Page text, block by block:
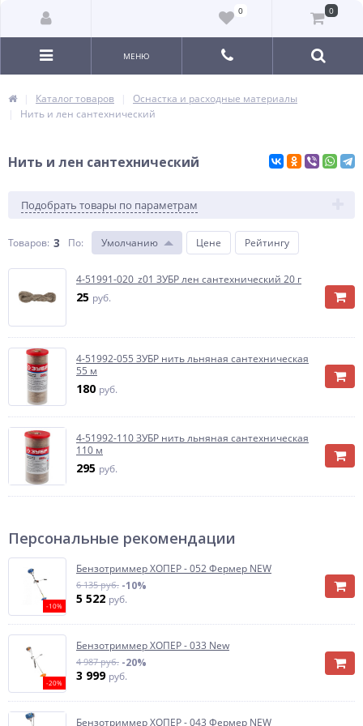
0 0
МЕНЮ
Каталог товаров
Оснастка и расходные материалы
Нить и лен сантехнический
Нить и лен сантехнический
Подобрать товары по параметрам
Товаров: 3 По: Умолчанию Цене Рейтингу
4-51991-020_z01 ЗУБР лен сантехнический 20 г
25 руб.
4-51992-055 ЗУБР нить льняная сантехническая
55 м
180 руб.
4-51992-110 ЗУБР нить льняная сантехническая
110 м
295 руб.
Персональные рекомендации
-10%
Бензотриммер ХОПЕР - 052 Фермер NEW
6 135 руб. -10%
5 522 руб.
-20%
Бензотриммер ХОПЕР - 033 New
4 987 руб. -20%
3 999 руб.
Бензотриммер ХОПЕР - 043 Фермер NEW